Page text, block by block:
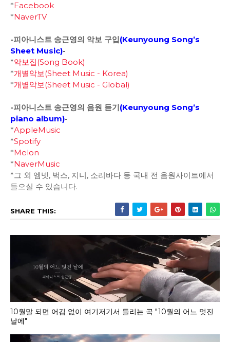
*Facebook
*NaverTV
-피아니스트 송근영의 악보 구입(Keunyoung Song’s
Sheet Music)-
*악보집(Song Book)
*개별악보(Sheet Music - Korea)
*개별악보(Sheet Music - Global)
-피아니스트 송근영의 음원 듣기(Keunyoung Song’s
piano album)-
*AppleMusic
*Spotify
*Melon
*NaverMusic
*그 외 엠넷, 벅스, 지니, 소리바다 등 국내 전 음원사이트에서
들으실 수 있습니다.
SHARE THIS:
10월말 되면 어김 없이 여기저기서 들리는 곡 "10월의 어느 멋진
날에"